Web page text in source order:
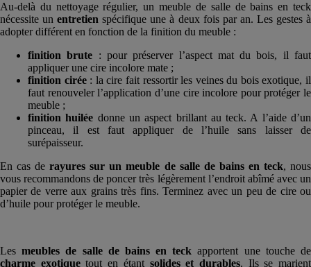
Au-delà du nettoyage régulier, un meuble de salle de bains en teck
nécessite unentretienspécifique une à deux fois par an. Les gestes à
adopter différent en fonction de la finition du meuble :
finition brute : pour préserver l’aspect mat du bois, il faut
appliquer une cire incolore mate ;
finition cirée : la cire fait ressortir les veines du bois exotique, il
faut renouveler l’application d’une cire incolore pour protéger le
meuble ;
finition huilée donne un aspect brillant au teck. A l’aide d’un
pinceau, il est faut appliquer de l’huile sans laisser de
surépaisseur.
En cas derayures sur un meuble de salle de bains en teck, nous
vous recommandons de poncer très légèrement l’endroit abîmé avec un
papier de verre aux grains très fins. Terminez avec un peu de cire ou
d’huile pour protéger le meuble.
Les meubles de salle de bains en teck apportent une touche de
charme exotiquetout en étant solides et durables. Ils se marient